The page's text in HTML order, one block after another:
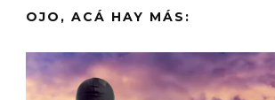
OJO, ACÁ HAY MÁS: